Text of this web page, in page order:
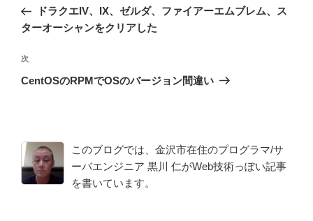
ナ
ゲ
ー
の
投
ドラクエIV、IX、ゼルダ、ファイアーエムブレム、ス
ターオーシャンをクリアした
次
の
次
CentOSのRPMでOSのバージョン間違い
このブログでは、金沢市在住のプログラマ/サ
ーバエンジニア 黒川 仁がWeb技術っぽい記事
を書いています。